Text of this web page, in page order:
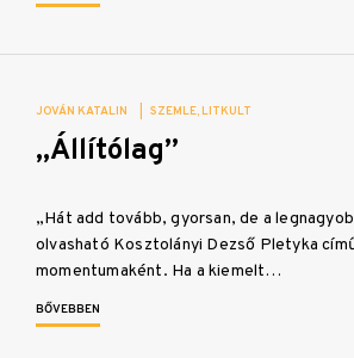
JOVÁN KATALIN SZEMLE LITKULT
„Állítólag”
„Hát add tovább, gyorsan, de a
olvasható Kosztolányi Dezső Pletyka
momentumaként. Ha a kiemelt…
BŐVEBBEN